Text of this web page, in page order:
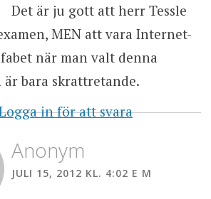
Det är ju gott att herr Tessle
MEN att vara Internet-
när man valt denna
bara skrattretande.
in för att svara
Anonym
JULI 15, 2012 KL. 4:02 E M